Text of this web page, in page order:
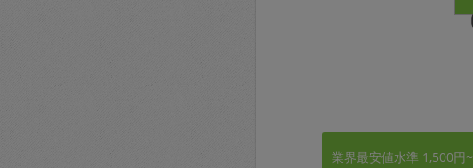
業界最安値水準 1,500円~